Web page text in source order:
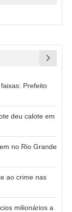
Prefeito
deu calote em
no Rio Grande
ao crime nas
milionários a